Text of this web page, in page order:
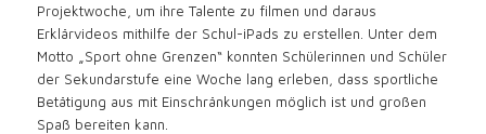
Projektwoche, um ihre Talente zu filmen und daraus
Erklärvideos mithilfe der Schul-iPads zu erstellen. Unter dem
Motto „Sport ohne Grenzen“ konnten Schülerinnen und Schüler
der Sekundarstufe eine Woche lang erleben, dass sportliche
Betätigung aus mit Einschränkungen möglich ist und großen
Spaß bereiten kann.